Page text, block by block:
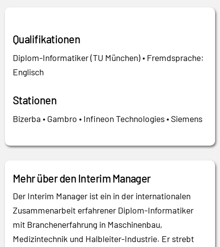
Qualifikationen
Diplom-Informatiker (TU München) • Fremdsprache:
Englisch
Stationen
Bizerba • Gambro • Infineon Technologies • Siemens
Mehr über den Interim Manager
Der Interim Manager ist ein in der internationalen
Zusammenarbeit erfahrener Diplom-Informatiker
mit Branchenerfahrung in Maschinenbau,
Medizintechnik und Halbleiter-Industrie. Er strebt